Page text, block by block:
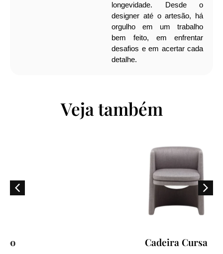
longevidade. Desde o
designer até o artesão, há
orgulho em um trabalho
bem feito, em enfrentar
desafios e em acertar cada
detalhe.
Veja também